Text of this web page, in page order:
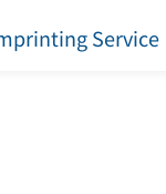
Service